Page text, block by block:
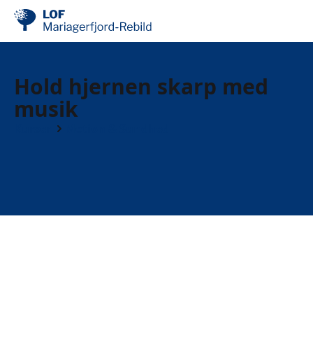
Hold hjernen skarp med
musik